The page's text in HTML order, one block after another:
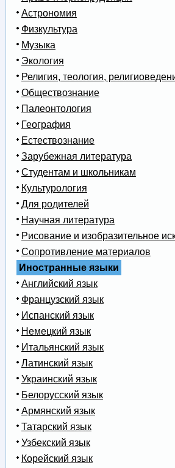
Астрономия
Физкультура
Музыка
Экология
Религия, теология,
Обществознание
Палеонтология
География
Естествознание
Зарубежная литература
Студентам и школьникам
Культурология
Для родителей
Научная литература
Рисование и изобразительное
Сопротивление материалов
Иностранные языки
Английский язык
Французский язык
Испанский язык
Немецкий язык
Итальянский язык
Латинский язык
Украинский язык
Белорусский язык
Армянский язык
Татарский язык
Узбекский язык
Корейский язык